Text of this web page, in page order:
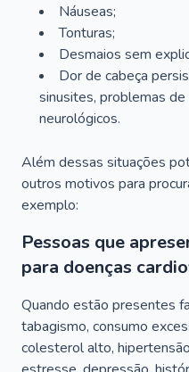
Náuseas;
Tonturas;
Desmaios sem
Dor de cabeça
sinusites, problemas
neurológicos.
Além dessas situações
outros motivos para
exemplo:
Pessoas que
para doenças
Quando estão presentes
tabagismo, consumo
colesterol alto,